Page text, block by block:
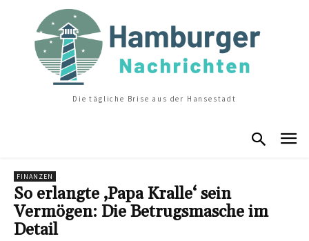
Die tägliche Brise aus der Hansestadt
FINANZEN
So erlangte ‚Papa Kralle‘ sein
Vermögen: Die Betrugsmasche im
Detail